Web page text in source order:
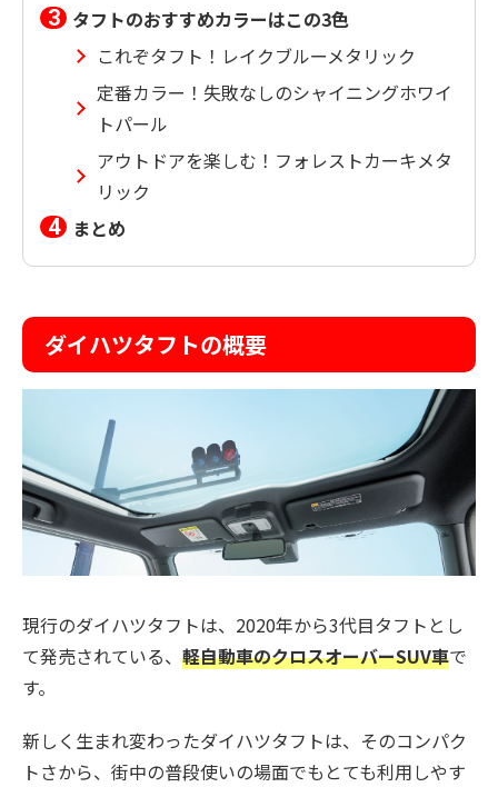
タフトのおすすめカラーはこの3色
これぞタフト！レイクブルーメタリック
定番カラー！失敗なしのシャイニングホワイ
トパール
アウトドアを楽しむ！フォレストカーキメタ
リック
まとめ
ダイハツタフトの概要
現行のダイハツタフトは、2020年から3代目タフトとし
て発売されている、 軽自動車のクロスオーバーSUV車で
す。
新しく生まれ変わったダイハツタフトは、そのコンパク
トさから、街中の普段使いの場面でもとても利用しやす